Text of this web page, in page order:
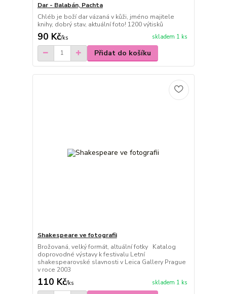
Dar - Balabán, Pachta
Chléb je boží dar vázaná v kůži, jméno majitele
knihy, dobrý stav, aktuální foto! 1200 výtisků
90 Kč/ks skladem 1 ks
Přidat do košíku
Shakespeare ve fotografii
Brožovaná, velký formát, altuální fotky Katalog
doprovodné výstavy k festivalu Letní
shakespearovské slavnosti v Leica Gallery Prague
v roce 2003
110 Kč/ks skladem 1 ks